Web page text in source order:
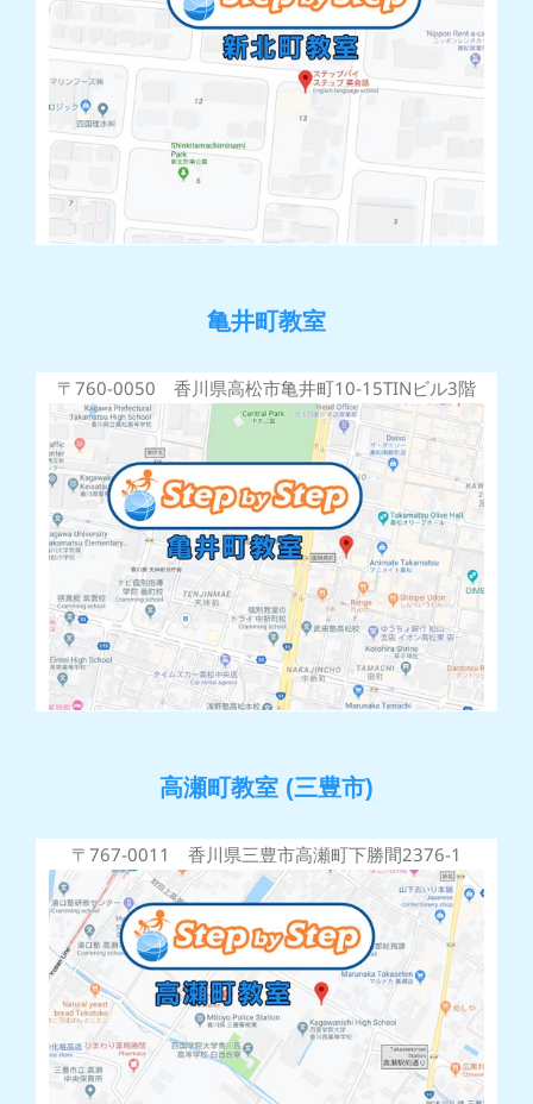
亀井町教室
〒760-0050 香川県高松市亀井町10-15TINビル3階
高瀬町教室 (三豊市)
〒767-0011 香川県三豊市高瀬町下勝間2376-1